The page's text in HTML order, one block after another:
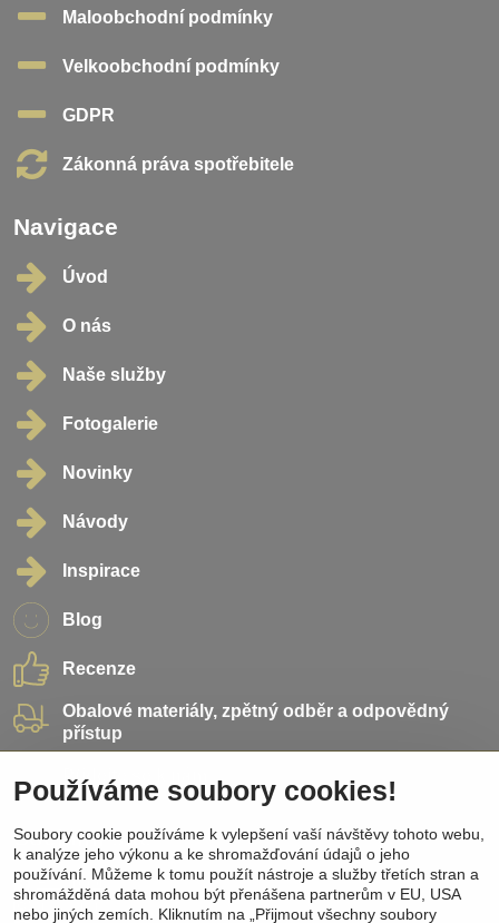
Maloobchodní podmínky
Velkoobchodní podmínky
GDPR
Zákonná práva spotřebitele
Navigace
Úvod
O nás
Naše služby
Fotogalerie
Novinky
Návody
Inspirace
Blog
Recenze
Obalové materiály, zpětný odběr a odpovědný
přístup
Přidejte se k nám
Sociální sítě
Facebook
Instagram
Používáme soubory cookies!
Soubory cookie používáme k vylepšení vaší návštěvy tohoto webu,
k analýze jeho výkonu a ke shromažďování údajů o jeho
používání. Můžeme k tomu použít nástroje a služby třetích stran a
shromážděná data mohou být přenášena partnerům v EU, USA
nebo jiných zemích. Kliknutím na „Přijmout všechny soubory